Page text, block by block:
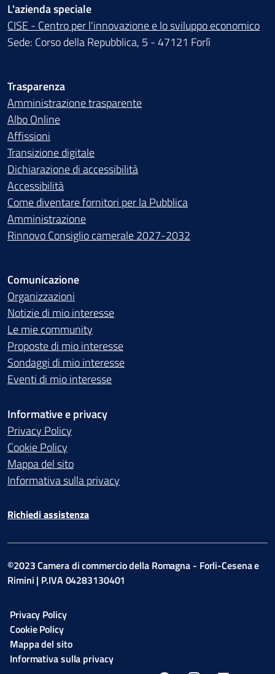
L'azienda speciale
CISE - Centro per l'innovazione e lo sviluppo economico
Sede: Corso della Repubblica, 5 - 47121 Forlì
Trasparenza
Amministrazione trasparente
Albo Online
Affissioni
Transizione digitale
Dichiarazione di accessibilità
Accessibilità
Come diventare fornitori per la Pubblica
Amministrazione
Rinnovo Consiglio camerale 2027-2032
Comunicazione
Organizzazioni
Notizie di mio interesse
Le mie community
Proposte di mio interesse
Sondaggi di mio interesse
Eventi di mio interesse
Informative e privacy
Privacy Policy
Cookie Policy
Mappa del sito
Informativa sulla privacy
Richiedi assistenza
©2023 Camera di commercio della Romagna - Forli-Cesena e
Rimini | P.IVA 04283130401
Privacy Policy
Cookie Policy
Mappa del sito
Informativa sulla privacy